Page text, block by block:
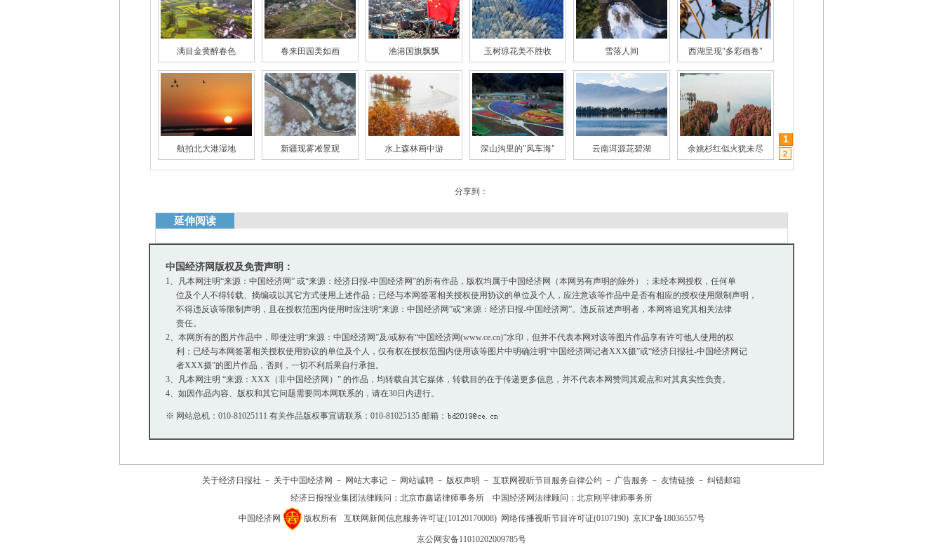
满目金黄醉春色 春来田园美如画 渔港国旗飘飘 玉树琼花美不胜收 雪落人间 西湖呈现"多彩画卷"
航拍北大港湿地 新疆现雾凇景观 水上森林画中游 深山沟里的"风车海" 云南洱源茈碧湖 余姚杉红似火犹未尽
走近雅拉雪山 冬日“拉萨之肺” 官厅水库天鹅舞 秋日白鹭腾空比武 去杭州郊区看花海 云南古生村生态建设
1
2
分享到：
延伸阅读
中国经济网版权及免责声明：
1、凡本网注明“来源：中国经济网” 或“来源：经济日报-中国经济网”的所有作品，版权均属于中国经济网（本网另有声明的除外）；未经本网授权，任何单
位及个人不得转载、摘编或以其它方式使用上述作品；已经与本网签署相关授权使用协议的单位及个人，应注意该等作品中是否有相应的授权使用限制声明，
不得违反该等限制声明，且在授权范围内使用时应注明“来源：中国经济网”或“来源：经济日报-中国经济网”。违反前述声明者，本网将追究其相关法律
责任。
2、本网所有的图片作品中，即使注明“来源：中国经济网”及/或标有“中国经济网(www.ce.cn)”水印，但并不代表本网对该等图片作品享有许可他人使用的权
利；已经与本网签署相关授权使用协议的单位及个人，仅有权在授权范围内使用该等图片中明确注明“中国经济网记者XXX摄”或“经济日报社-中国经济网记
者XXX摄”的图片作品，否则，一切不利后果自行承担。
3、凡本网注明 “来源：XXX（非中国经济网）” 的作品，均转载自其它媒体，转载目的在于传递更多信息，并不代表本网赞同其观点和对其真实性负责。
4、如因作品内容、版权和其它问题需要同本网联系的，请在30日内进行。
※ 网站总机：010-81025111 有关作品版权事宜请联系：010-81025135 邮箱：
关于经济日报社 － 关于中国经济网 － 网站大事记 － 网站诚聘 － 版权声明 － 互联网视听节目服务自律公约 － 广告服务 － 友情链接 － 纠错邮箱
经济日报报业集团法律顾问： 北京市鑫诺律师事务所 中国经济网法律顾问：北京刚平律师事务所
中国经济网 版权所有 互联网新闻信息服务许可证(10120170008) 网络传播视听节目许可证(0107190) 京ICP备18036557号
京公网安备11010202009785号